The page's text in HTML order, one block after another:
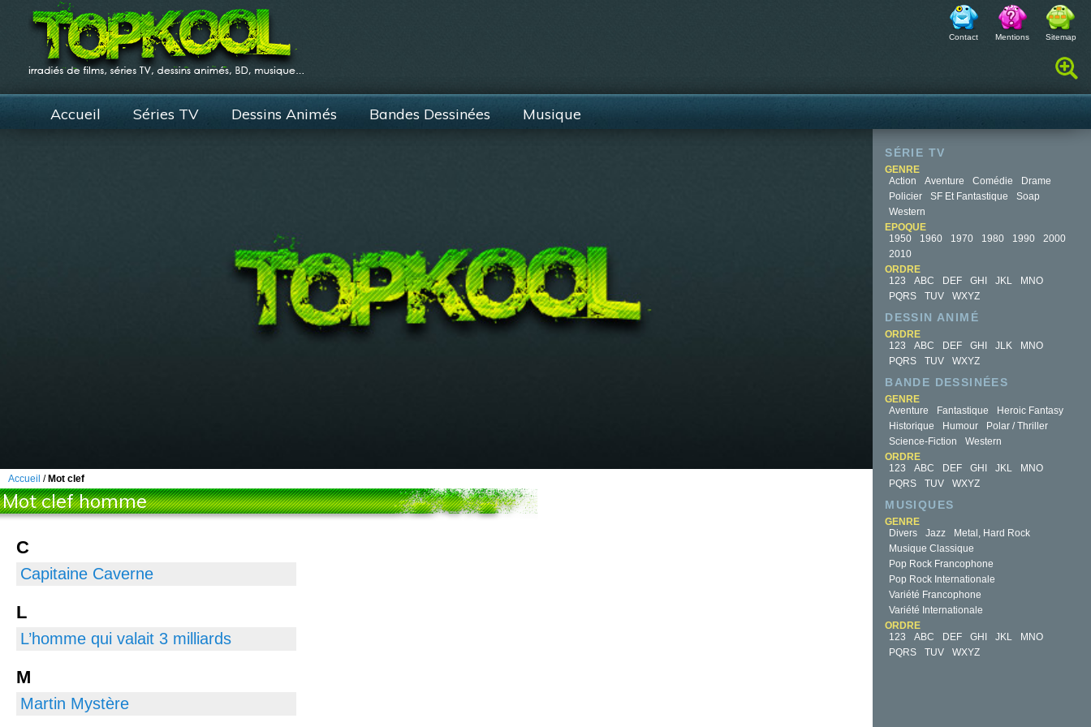
Contact Mentions Sitemap
Rechercher :
Accueil Séries TV Dessins Animés Bandes Dessinées Musique
SÉRIE TV
GENRE
Action
Aventure Comédie
Drame
Policier
SF Et Fantastique
Soap
Western
EPOQUE
1950
1960 1970 1980 1990
2000
2010
ORDRE
123
ABC DEF GHI JKL
MNO
PQRS
TUV WXYZ
DESSIN ANIMÉ
ORDRE
123
ABC DEF GHI JLK
MNO
PQRS
TUV WXYZ
BANDE DESSINÉES
GENRE
Aventure
Fantastique
Heroic Fantasy
Historique
Humour
Polar / Thriller
Science-Fiction
Western
ORDRE
123
ABC DEF GHI JKL
MNO
PQRS
TUV WXYZ
MUSIQUES
GENRE
Divers
Jazz
Metal, Hard Rock
Musique Classique
Pop Rock Francophone
Pop Rock Internationale
Variété Francophone
Variété Internationale
ORDRE
123
ABC DEF GHI JKL
MNO
PQRS
TUV WXYZ
Accueil / Mot clef
Mot clef homme
C
Capitaine Caverne
L
L’homme qui valait 3 milliards
M
Martin Mystère